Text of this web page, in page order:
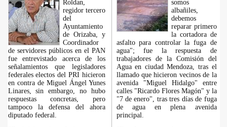
Roldan,
regidor tercero
del
Ayuntamiento
de Orizaba, y
Coordinador
de servidores públicos en el PAN
fue entrevistado acerca de los
señalamientos que legisladores
federales electos del PRI hicieron
en contra de Miguel Ángel Yunes
Linares, sin embargo, no hubo
respuestas concretas, pero
tampoco la defensa del ahora
diputado federal.
somos
albañiles,
debemos
reparar primero
la cortadora de
asfalto para controlar la fuga de
agua"; fue la respuesta de
trabajadores de la Comisión del
Agua en ciudad Mendoza, tras el
llamado que hicieron vecinos de la
avenida "Miguel Hidalgo" entre
calles "Ricardo Flores Magón" y la
"7 de enero", tras tres días de fuga
de agua en plena avenida
principal.